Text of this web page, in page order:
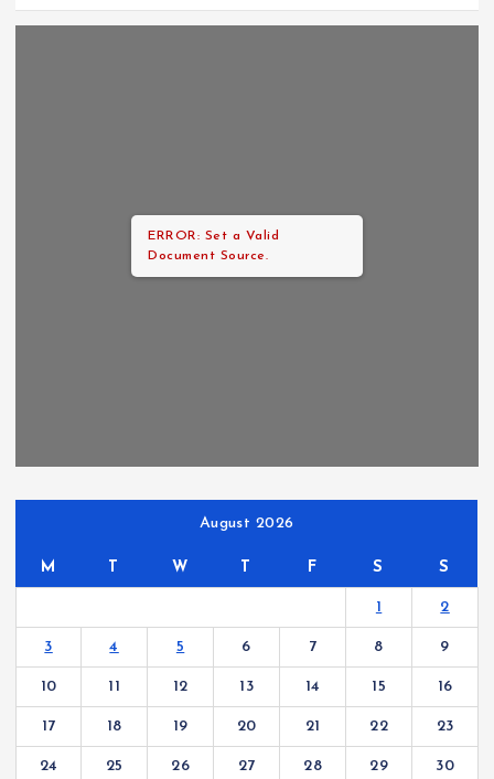
ERROR: Set a Valid
Document Source.
August 2026
M W F S S
1 2
3 4 5 6 7 8 9
10 11 12 13 14 15 16
17 18 19 20 21 22 23
24 25 26 27 28 29 30